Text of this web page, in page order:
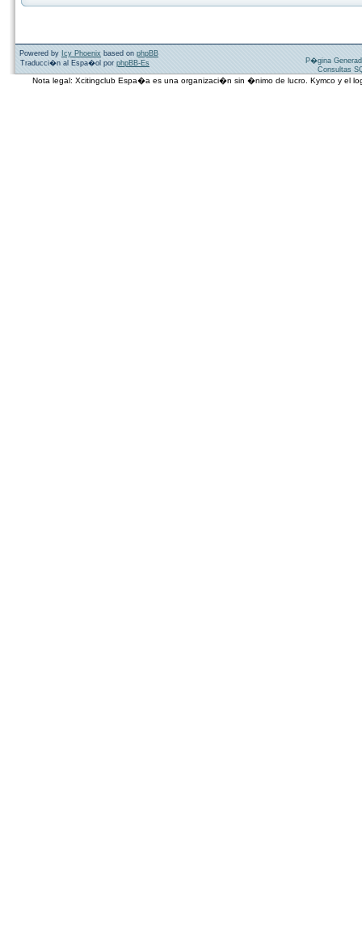
Powered by Icy Phoenix based on phpBB
Traducci�n al Espa�ol por phpBB-Es
P�gina
Consultas
Nota legal: Xcitingclub Espa�a es una organizaci�n sin �nimo de lucro. Kymco y el